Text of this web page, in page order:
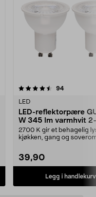
94
LED
LED-reflektorpære
W 345 lm varmhvit 2-
pakning
2700 K gir et behagelig
kjøkken, gang og
39,90
Legg i handlekurv
4.5 av 5 stjerner